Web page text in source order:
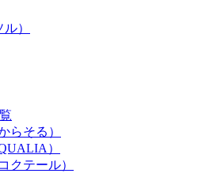
らそる）
）
クテール）